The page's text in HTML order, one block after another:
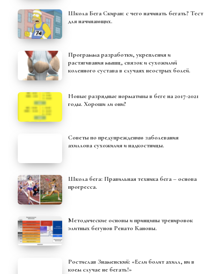
Школа Бега Скиран: с чего начинать бегать? Тест
для начинающих.
Программа разработки, укрепления и
растягивания мышц, связок и сухожилий
коленного сустава в случаях неострых болей.
Новые разрядные нормативы в беге на 2017-2021
годы. Хороши ли они?
Советы по предупреждению заболевания
ахиллова сухожилия и надкостницы.
Школа бега: Правильная техника бега – основа
прогресса.
Методические основы и принципы тренировок
элитных бегунов Ренато Кановы.
Ростислав Знаменский: «Если болит ахилл, ни в
коем случае не бегать!»